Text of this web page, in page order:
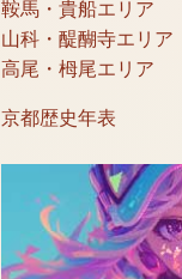
鞍馬・貴船エリア
山科・醍醐寺エリア
高尾・栂尾エリア
京都歴史年表